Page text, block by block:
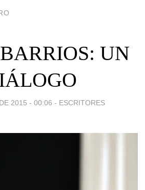
UN
2015 - 00:06 - ESCRITORES